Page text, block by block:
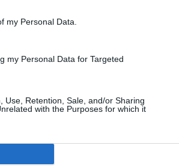
my Personal Data.
my Personal Data for Targeted
Use, Retention, Sale, and/or Sharing
with the Purposes for which it